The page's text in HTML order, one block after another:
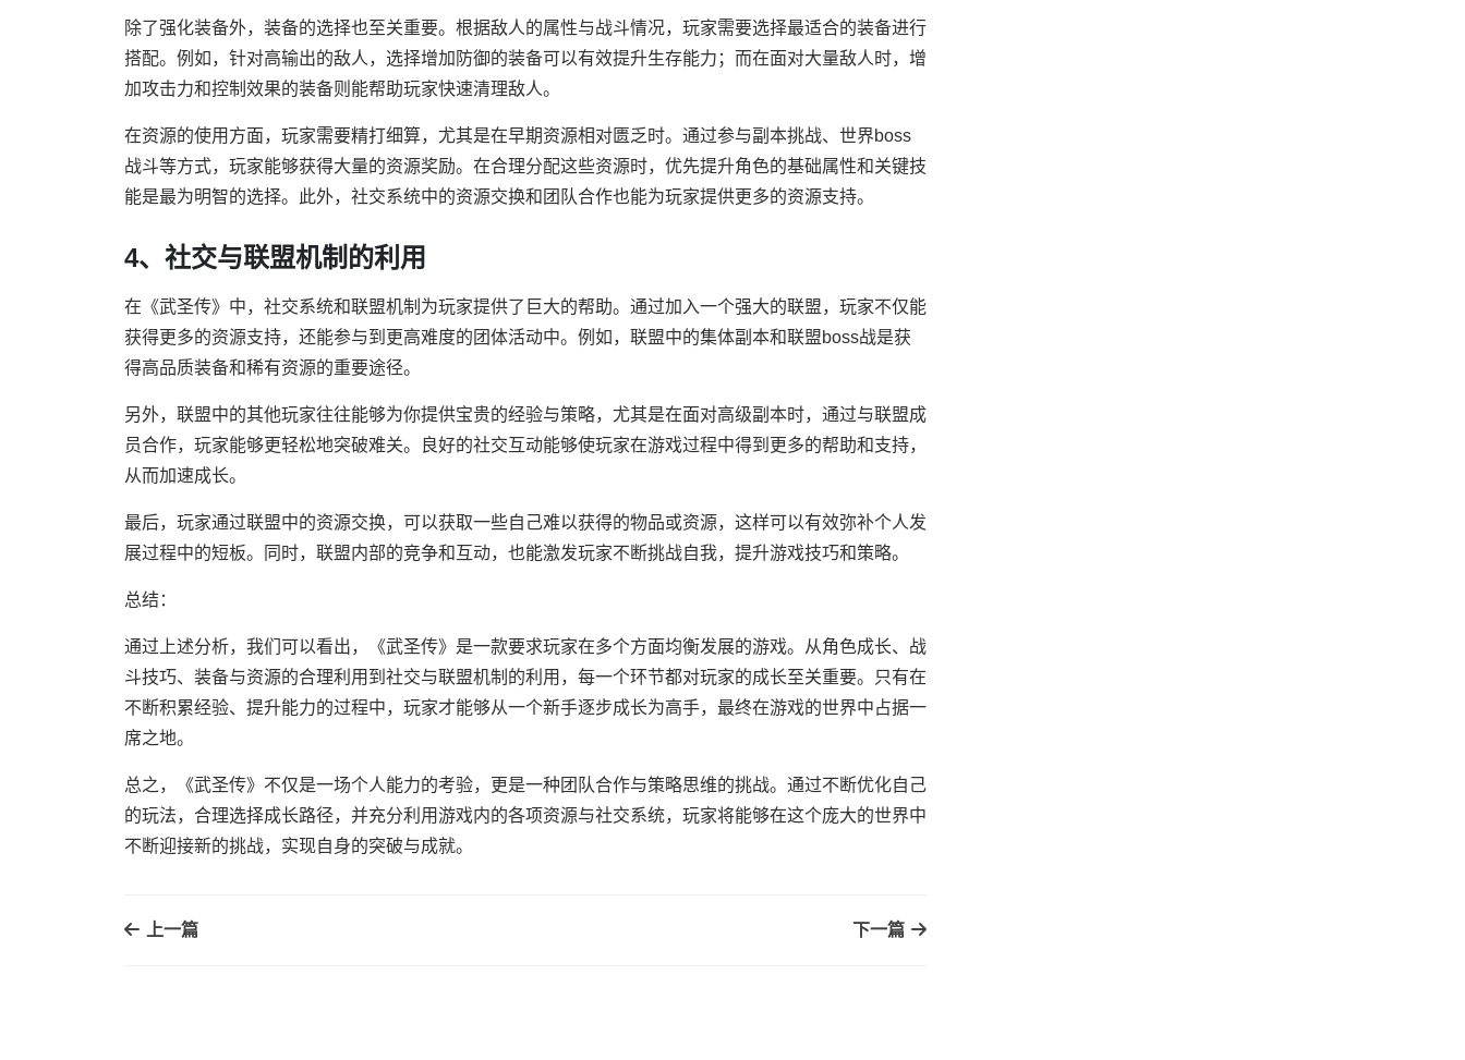
除了强化装备外，装备的选择也至关重要。根据敌人的属性与战斗情况，玩家需要选择最适合的装备进行
搭配。例如，针对高输出的敌人，选择增加防御的装备可以有效提升生存能力；而在面对大量敌人时，增
加攻击力和控制效果的装备则能帮助玩家快速清理敌人。
在资源的使用方面，玩家需要精打细算，尤其是在早期资源相对匮乏时。通过参与副本挑战、世界boss
战斗等方式，玩家能够获得大量的资源奖励。在合理分配这些资源时，优先提升角色的基础属性和关键技
能是最为明智的选择。此外，社交系统中的资源交换和团队合作也能为玩家提供更多的资源支持。
4、社交与联盟机制的利用
在《武圣传》中，社交系统和联盟机制为玩家提供了巨大的帮助。通过加入一个强大的联盟，玩家不仅能
获得更多的资源支持，还能参与到更高难度的团体活动中。例如，联盟中的集体副本和联盟boss战是获
得高品质装备和稀有资源的重要途径。
另外，联盟中的其他玩家往往能够为你提供宝贵的经验与策略，尤其是在面对高级副本时，通过与联盟成
员合作，玩家能够更轻松地突破难关。良好的社交互动能够使玩家在游戏过程中得到更多的帮助和支持，
从而加速成长。
最后，玩家通过联盟中的资源交换，可以获取一些自己难以获得的物品或资源，这样可以有效弥补个人发
展过程中的短板。同时，联盟内部的竞争和互动，也能激发玩家不断挑战自我，提升游戏技巧和策略。
总结：
通过上述分析，我们可以看出，《武圣传》是一款要求玩家在多个方面均衡发展的游戏。从角色成长、战
斗技巧、装备与资源的合理利用到社交与联盟机制的利用，每一个环节都对玩家的成长至关重要。只有在
不断积累经验、提升能力的过程中，玩家才能够从一个新手逐步成长为高手，最终在游戏的世界中占据一
席之地。
总之，《武圣传》不仅是一场个人能力的考验，更是一种团队合作与策略思维的挑战。通过不断优化自己
的玩法，合理选择成长路径，并充分利用游戏内的各项资源与社交系统，玩家将能够在这个庞大的世界中
不断迎接新的挑战，实现自身的突破与成就。
上一篇 下一篇